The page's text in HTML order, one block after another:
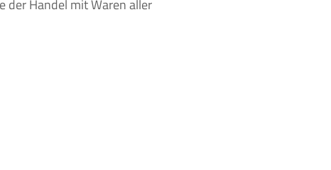
der Handel mit Waren aller